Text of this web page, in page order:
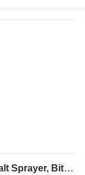
TICAB Manufacturer, Hand-Held Asphalt Sprayer, Bitumen Sprayer,200L